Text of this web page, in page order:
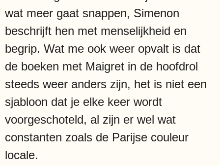
wat meer gaat snappen, Simenon
beschrijft hen met menselijkheid en
begrip. Wat me ook weer opvalt is dat
de boeken met Maigret in de hoofdrol
steeds weer anders zijn, het is niet een
sjabloon dat je elke keer wordt
voorgeschoteld, al zijn er wel wat
constanten zoals de Parijse couleur
locale.